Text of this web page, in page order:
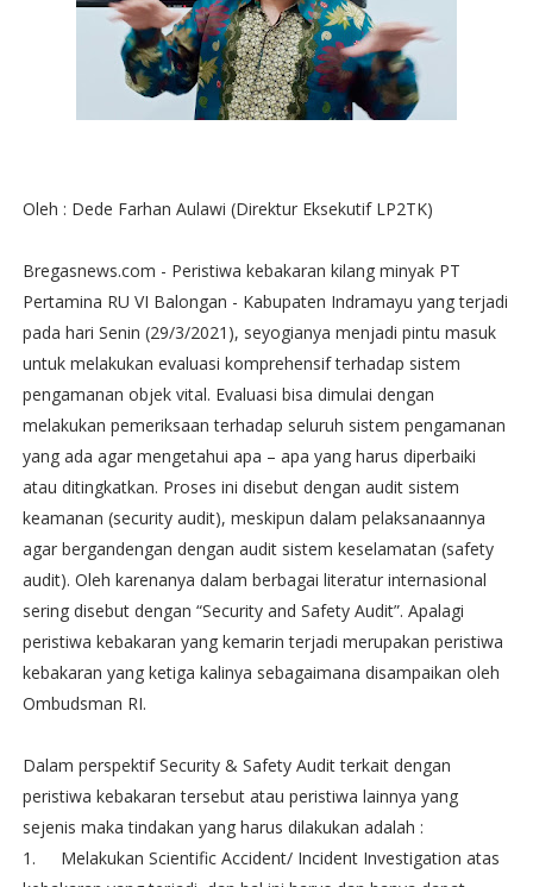
Oleh : Dede Farhan Aulawi (Direktur Eksekutif LP2TK)
Bregasnews.com - Peristiwa kebakaran kilang minyak PT
Pertamina RU VI Balongan - Kabupaten Indramayu yang terjadi
pada hari Senin (29/3/2021), seyogianya menjadi pintu masuk
untuk melakukan evaluasi komprehensif terhadap sistem
pengamanan objek vital. Evaluasi bisa dimulai dengan
melakukan pemeriksaan terhadap seluruh sistem pengamanan
yang ada agar mengetahui apa – apa yang harus diperbaiki
atau ditingkatkan. Proses ini disebut dengan audit sistem
keamanan (security audit), meskipun dalam pelaksanaannya
agar bergandengan dengan audit sistem keselamatan (safety
audit). Oleh karenanya dalam berbagai literatur internasional
sering disebut dengan “Security and Safety Audit”. Apalagi
peristiwa kebakaran yang kemarin terjadi merupakan peristiwa
kebakaran yang ketiga kalinya sebagaimana disampaikan oleh
Ombudsman RI.
Dalam perspektif Security & Safety Audit terkait dengan
peristiwa kebakaran tersebut atau peristiwa lainnya yang
sejenis maka tindakan yang harus dilakukan adalah :
1.
Melakukan Scientific Accident/ Incident Investigation atas